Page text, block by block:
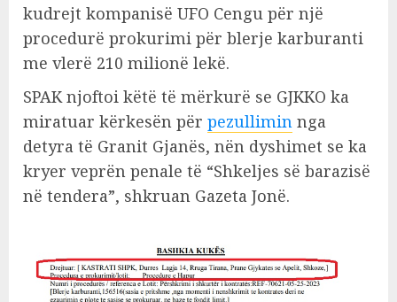
kudrejt kompanisë UFO Cengu për një
procedurë prokurimi për blerje karburanti
me vlerë 210 milionë lekë.
SPAK njoftoi këtë të mërkurë se GJKKO ka
miratuar kërkesën për pezullimin nga
detyra të Granit Gjanës, nën dyshimet se ka
kryer veprën penale të “Shkeljes së barazisë
në tendera”, shkruan Gazeta Jonë.